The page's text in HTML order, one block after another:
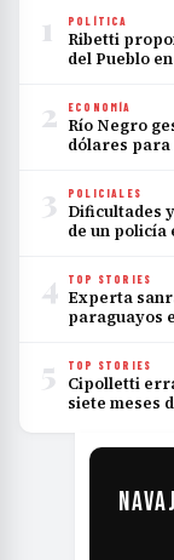
1 POLÍTICA
Ribetti
del Pueblo
2 ECONOMÍA
Río Negro
dólares para
3 POLICIALES
Dificultades
de un policía
4 TOP STORIES
Experta
paraguayos
5 TOP STORIES
Cipolletti
siete meses